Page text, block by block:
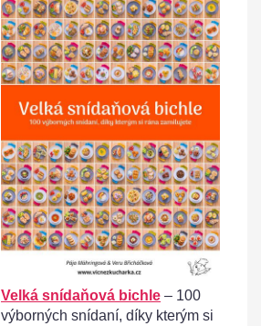
Velká snídaňová bichle – 100
výborných snídaní, díky kterým si